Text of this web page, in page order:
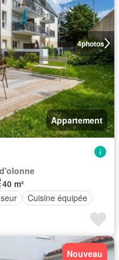
4photos
Appartement
40 m²
Cuisine équipée
Nouveau